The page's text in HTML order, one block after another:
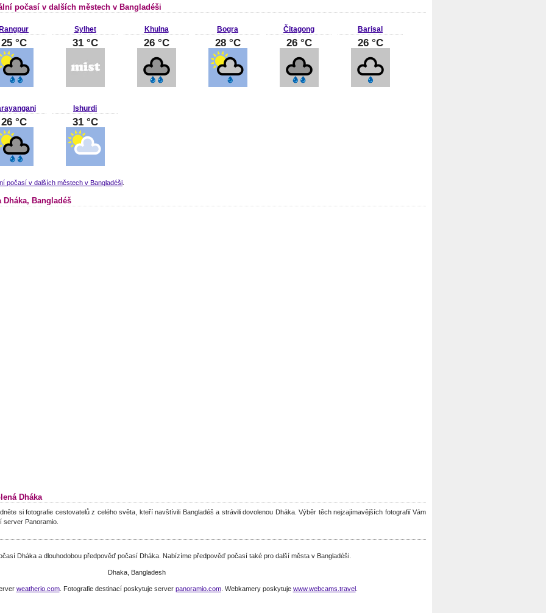
počasí v dalších městech v Bangladéši
25 °C
Sylhet
31 °C
Khulna
26 °C
Bogra
28 °C
Čitagong
26 °C
Barisal
26 °C
26 °C
Ishurdi
31 °C
počasí v dalších městech v Bangladéši.
Dháka, Bangladéš
Dháka
si fotografie cestovatelů z celého světa, kteří navštívili Bangladéš a strávili dovolenou Dháka. Výběr těch nejzajímavějších fotografií Vám
server Panoramio.
Dháka a dlouhodobou předpověď počasí Dháka. Nabízíme předpověď počasí také pro další města v Bangladéši.
Dhaka, Bangladesh
weatherio.com. Fotografie destinací poskytuje server panoramio.com. Webkamery poskytuje www.webcams.travel.